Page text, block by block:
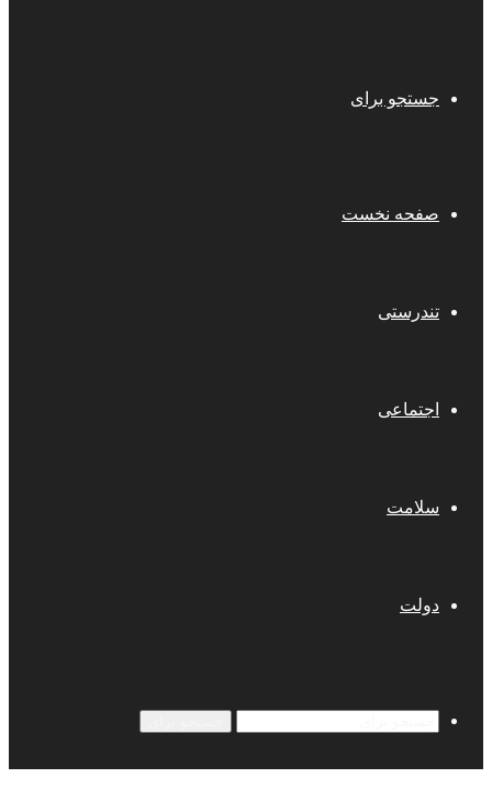
جستجو برای
صفحه نخست
تندرستی
اجتماعی
سلامت
دولت